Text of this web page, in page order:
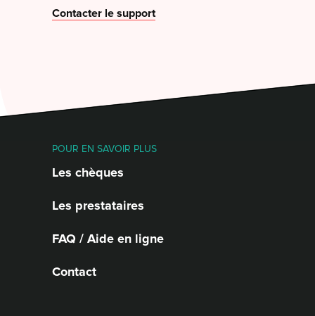
Contacter le support
POUR EN SAVOIR PLUS
Les chèques
Les prestataires
FAQ / Aide en ligne
Contact